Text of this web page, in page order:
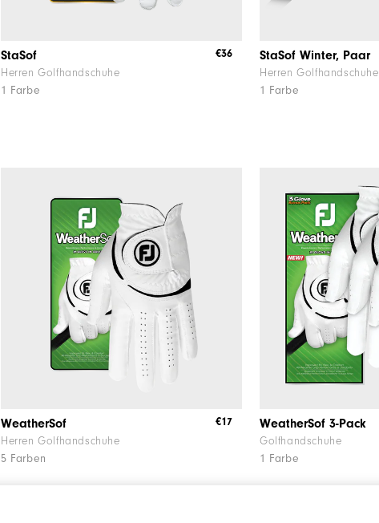
StaSof
Herren Golfhandschuhe
1 Farbe
€36 StaSof Winter, Paar
Herren Golfhandschuhe
1 Farbe
WeatherSof
Herren Golfhandschuhe
5 Farben
€17 WeatherSof 3-Pack
Golfhandschuhe
1 Farbe